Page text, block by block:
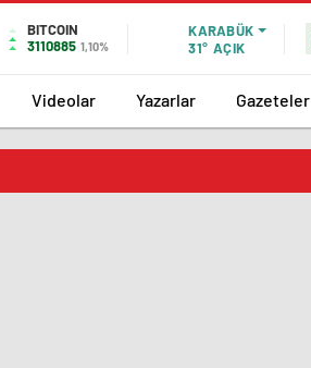
BITCOIN
3110885 1,10%
KARABÜK
31° AÇIK
Videolar Yazarlar Gazeteler